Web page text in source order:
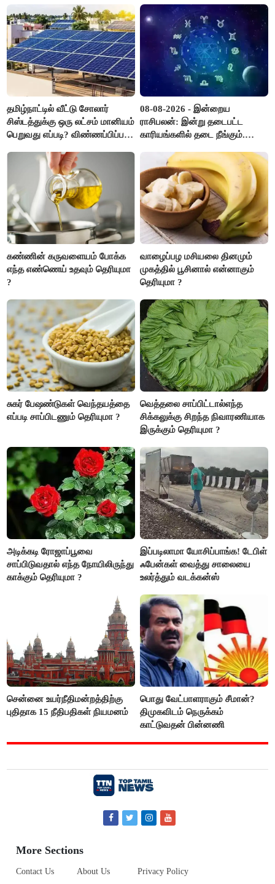
தமிழ்நாட்டில் வீட்டு சோலார்
சிஸ்டத்துக்கு ஒரு லட்சம் மானியம்
பெறுவது எப்படி? விண்ணப்பிப்பது
08-08-2026 - இன்றைய
ராசிபலன்: இன்று தடைபட்ட
காரியங்களில் தடை நீங்கும்.
இருக்கும். ஆன்மீக எண்ணம்
அதிகரிக்கும்..!
கண்ணின் கருவளையம் போக்க
எந்த எண்ணெய் உதவும் தெரியுமா
?
வாழைப்பழ மசியலை தினமும்
முகத்தில் பூசினால் என்னாகும்
தெரியுமா ?
சுகர் பேஷண்டுகள் வெந்தயத்தை
எப்படி சாப்பிடணும் தெரியுமா ?
வெத்தலை சாப்பிட்டால்எந்த
சிக்கலுக்கு சிறந்த நிவாரணியாக
இருக்கும் தெரியுமா ?
அடிக்கடி ரோஜாப்பூவை
சாப்பிடுவதால் எந்த நோயிலிருந்து
காக்கும் தெரியுமா ?
இப்படிலாமா யோசிப்பாங்க! டேபிள்
ஃபேன்கள் வைத்து சாலையை
உலர்த்தும் வடக்கன்ஸ்
சென்னை உயர்நீதிமன்றத்திற்கு
புதிதாக 15 நீதிபதிகள் நியமனம்
பொது வேட்பாளராகும் சீமான்?
திமுகவிடம் நெருக்கம்
காட்டுவதன் பின்னணி
More Sections
Contact Us About Us Privacy Policy